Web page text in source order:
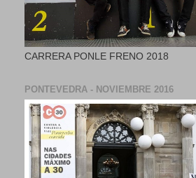
CARRERA PONLE FRENO 2018
PONTEVEDRA - NOVIEMBRE 2016